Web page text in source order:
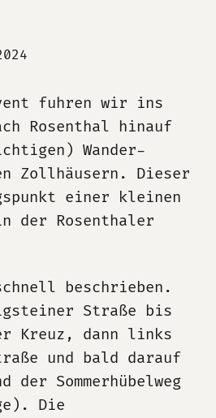
fuhren wir ins
Rosenthal hinauf
Wander-
Zollhäusern. Dieser
einer kleinen
in der Rosenthaler
beschrieben.
Straße bis
Kreuz, dann links
und bald darauf
Sommerhübelweg
Die